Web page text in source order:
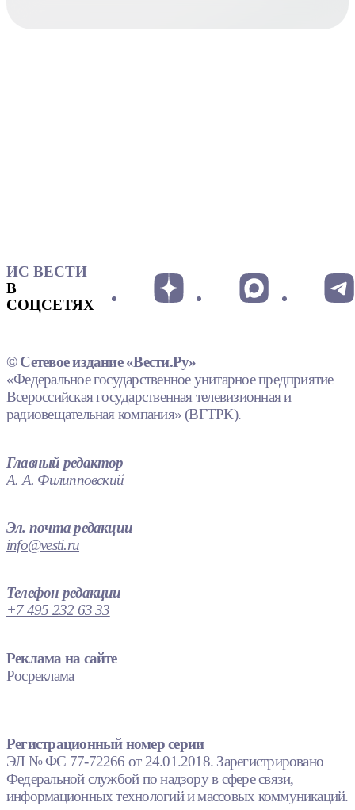
ИС ВЕСТИ
В
СОЦСЕТЯХ
© Сетевое издание «Вести.Ру»
«Федеральное государственное унитарное предприятие
Всероссийская государственная телевизионная и
радиовещательная компания» (ВГТРК).
Главный редактор
А. А. Филипповский
Эл. почта редакции
info@vesti.ru
Телефон редакции
+7 495 232 63 33
Реклама на сайте
Росреклама
Регистрационный номер серии
ЭЛ № ФС 77-72266 от 24.01.2018. Зарегистрировано
Федеральной службой по надзору в сфере связи,
информационных технологий и массовых коммуникаций.